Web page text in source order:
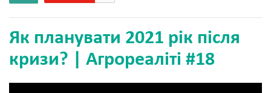
Як планувати 2021 рік після
кризи? | Агрореаліті #18